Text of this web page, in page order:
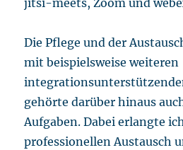
jitsi-meets, Zoom und
Die Pflege und der
mit beispielsweise weiteren
gehörte darüber hinaus
Aufgaben. Dabei erlangte
professionellen Austausch